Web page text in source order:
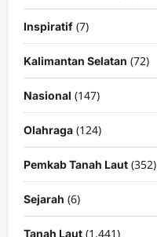
Inspiratif (7)
Kalimantan Selatan (72)
Nasional (147)
Olahraga (124)
Pemkab Tanah Laut (352)
Sejarah (6)
Tanah Laut (1,441)